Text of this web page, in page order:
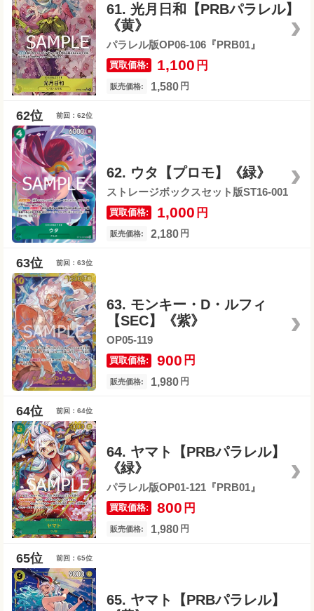
61. 光月日和【PRBパラレル】
《黄》
パラレル版OP06-106『PRB01』
買取価格: 1,100 円
販売価格: 1,580 円
前回：62位
62. ウタ【プロモ】《緑》
ストレージボックスセット版ST16-001
買取価格: 1,000 円
販売価格: 2,180 円
前回：63位
63. モンキー・D・ルフィ
【SEC】《紫》
OP05-119
買取価格: 900 円
販売価格: 1,980 円
前回：64位
64. ヤマト【PRBパラレル】
《緑》
パラレル版OP01-121『PRB01』
買取価格: 800 円
販売価格: 1,980 円
前回：65位
65. ヤマト【PRBパラレル】